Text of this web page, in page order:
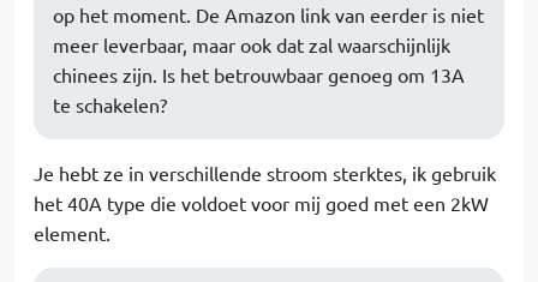
op het moment. De Amazon link van eerder is niet
meer leverbaar, maar ook dat zal waarschijnlijk
chinees zijn. Is het betrouwbaar genoeg om 13A
te schakelen?
Je hebt ze in verschillende stroom sterktes, ik gebruik
het 40A type die voldoet voor mij goed met een 2kW
element.